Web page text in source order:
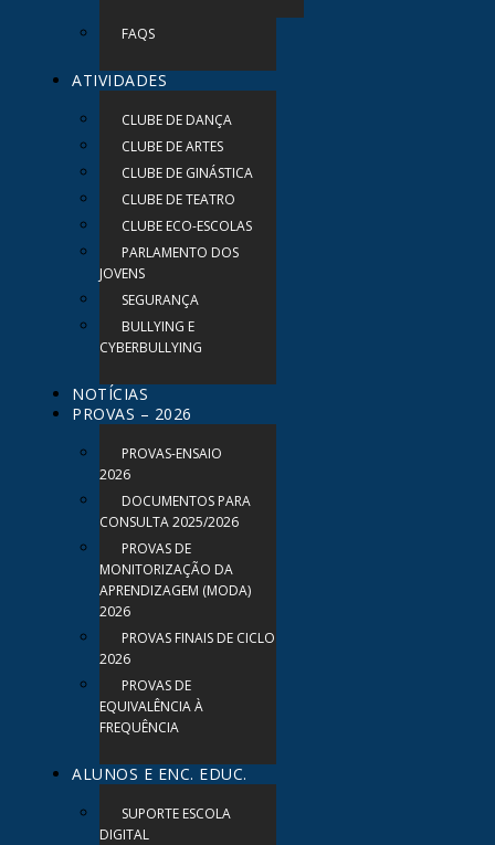
FAQS
ATIVIDADES
CLUBE DE DANÇA
CLUBE DE ARTES
CLUBE DE GINÁSTICA
CLUBE DE TEATRO
CLUBE ECO-ESCOLAS
PARLAMENTO DOS
JOVENS
SEGURANÇA
BULLYING E
CYBERBULLYING
NOTÍCIAS
PROVAS – 2026
PROVAS-ENSAIO
2026
DOCUMENTOS PARA
CONSULTA 2025/2026
PROVAS DE
MONITORIZAÇÃO DA
APRENDIZAGEM (MODA)
2026
PROVAS FINAIS DE CICLO
2026
PROVAS DE
EQUIVALÊNCIA À
FREQUÊNCIA
ALUNOS E ENC. EDUC.
SUPORTE ESCOLA
DIGITAL